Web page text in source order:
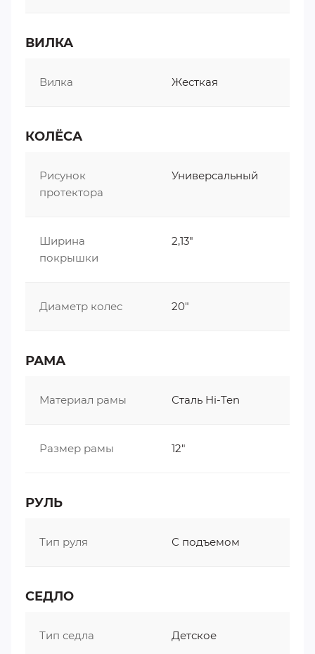
ВИЛКА
Вилка Жесткая
КОЛЁСА
Рисунок
протектора
Универсальный
Ширина
покрышки
2,13"
Диаметр колес 20"
РАМА
Материал рамы Сталь Hi-Ten
Размер рамы 12"
РУЛЬ
Тип руля С подъемом
СЕДЛО
Тип седла Детское